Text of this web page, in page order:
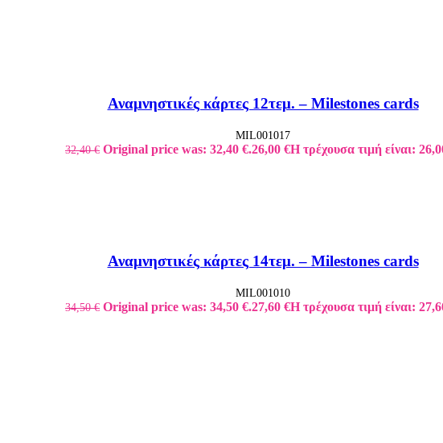
Αναμνηστικές κάρτες 12τεμ. – Milestones cards
MIL001017
32,40€ Original price was: 32,40 €.26,00 €Η τρέχουσα τιμή είναι:
Αναμνηστικές κάρτες 14τεμ. – Milestones cards
MIL001010
34,50€ Original price was: 34,50 €.27,60 €Η τρέχουσα τιμή είναι: